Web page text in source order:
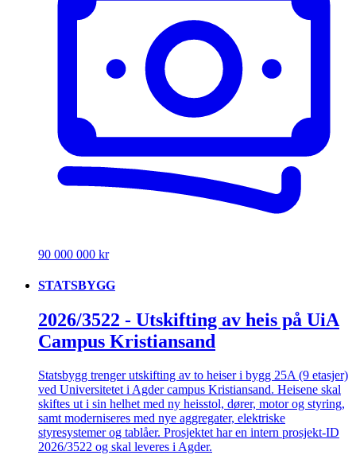
90 000 000 kr
STATSBYGG
2026/3522 - Utskifting av heis på UiA
Campus Kristiansand
Statsbygg trenger utskifting av to heiser i bygg 25A (9 etasjer)
ved Universitetet i Agder campus Kristiansand. Heisene skal
skiftes ut i sin helhet med ny heisstol, dører, motor og styring,
samt moderniseres med nye aggregater, elektriske
styresystemer og tablåer. Prosjektet har en intern prosjekt-ID
2026/3522 og skal leveres i Agder.